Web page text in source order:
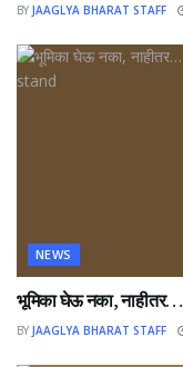
BY JAAGLYA BHARAT STAFF
NEWS
भूमिका घेऊ नका, नाहीतर…
BY JAAGLYA BHARAT STAFF